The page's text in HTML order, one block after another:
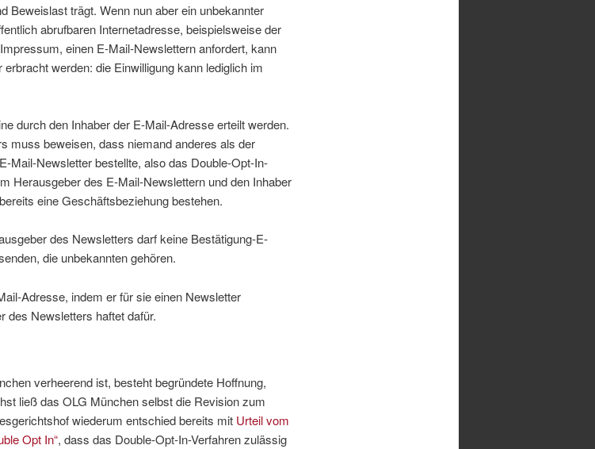
Beweislast trägt. Wenn nun aber ein unbekannter
abrufbaren Internetadresse, beispielsweise der
einen E-Mail-Newslettern anfordert, kann
werden: die Einwilligung kann lediglich im
durch den Inhaber der E-Mail-Adresse erteilt werden.
muss beweisen, dass niemand anderes als der
Mail-Newsletter bestellte, also das Double-Opt-In-
Herausgeber des E-Mail-Newslettern und den Inhaber
eine Geschäftsbeziehung bestehen.
des Newsletters darf keine Bestätigung-E-
die unbekannten gehören.
Adresse, indem er für sie einen Newsletter
des Newsletters haftet dafür.
verheerend ist, besteht begründete Hoffnung,
ließ das OLG München selbst die Revision zum
wiederum entschied bereits mit Urteil vom
Opt In“, dass das Double-Opt-In-Verfahren zulässig